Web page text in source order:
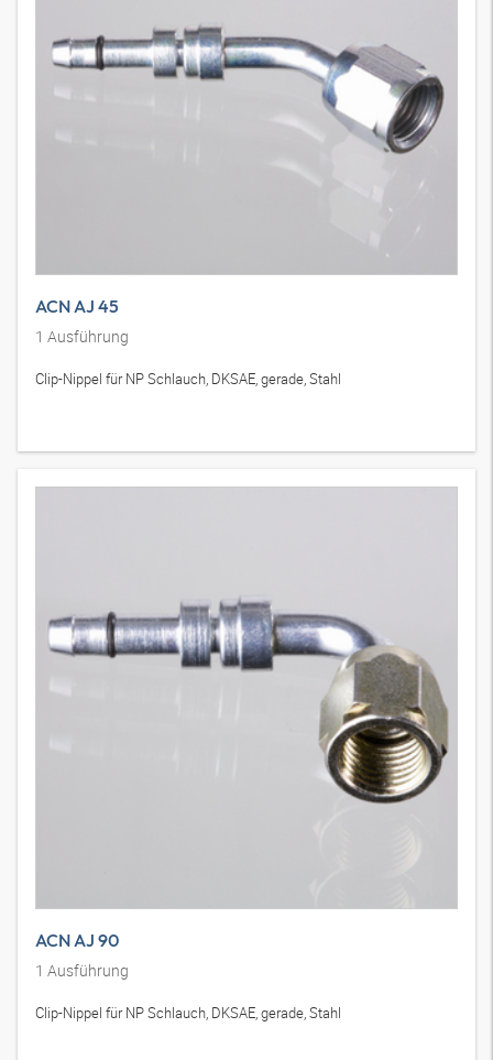
ACN AJ 45
1 Ausführung
Clip-Nippel für NP Schlauch, DKSAE, gerade, Stahl
ACN AJ 90
1 Ausführung
Clip-Nippel für NP Schlauch, DKSAE, gerade, Stahl